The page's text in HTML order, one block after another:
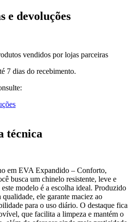
e devoluções
vendidos por lojas parceiras
7 dias do recebimento.
técnica
em EVA Expandido – Conforto,
busca um chinelo resistente, leve e
modelo é a escolha ideal. Produzido
ele garante maciez ao
para o uso diário. O destaque fica
que facilita a limpeza e mantém o